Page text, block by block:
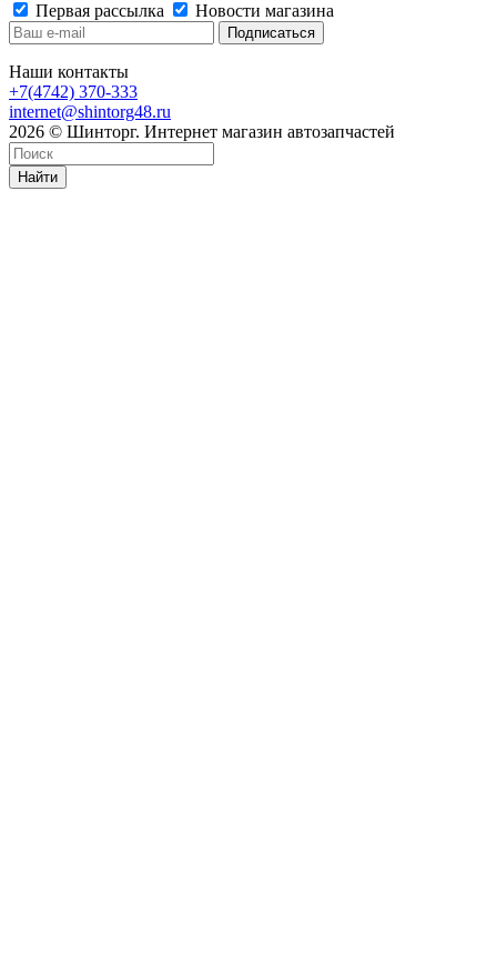
Первая рассылка
Новости магазина
Наши контакты
+7(4742) 370-333
internet@shintorg48.ru
2026 © Шинторг. Интернет магазин автозапчастей
Найти